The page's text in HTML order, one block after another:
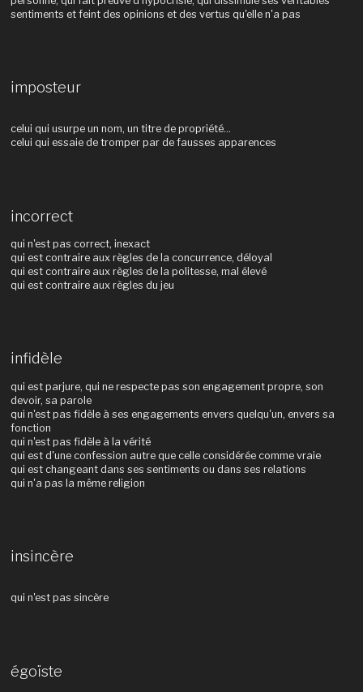
sentiments et feint des opinions et des vertus qu'elle n'a pas
imposteur
celui qui usurpe un nom, un titre de propriété...
celui qui essaie de tromper par de fausses apparences
incorrect
qui n'est pas correct, inexact
qui est contraire aux règles de la concurrence, déloyal
qui est contraire aux règles de la politesse, mal élevé
qui est contraire aux règles du jeu
infidèle
qui est parjure, qui ne respecte pas son engagement propre, son
devoir, sa parole
qui n'est pas fidèle à ses engagements envers quelqu'un, envers sa
fonction
qui n'est pas fidèle à la vérité
qui est d'une confession autre que celle considérée comme vraie
qui est changeant dans ses sentiments ou dans ses relations
qui n'a pas la même religion
insincère
qui n'est pas sincère
égoïste